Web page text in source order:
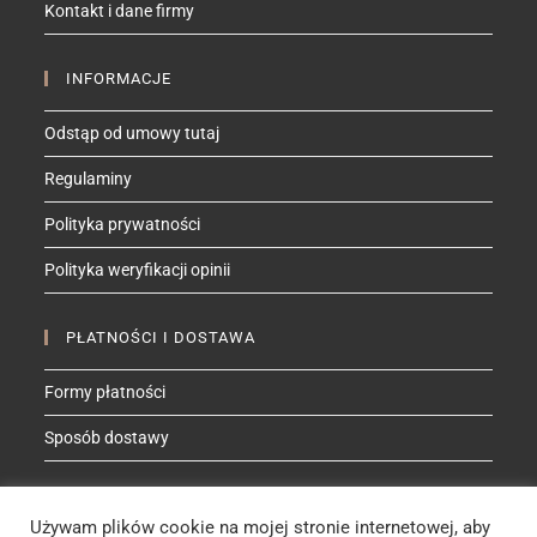
Kontakt i dane firmy
INFORMACJE
Odstąp od umowy tutaj
Regulaminy
Polityka prywatności
Polityka weryfikacji opinii
PŁATNOŚCI I DOSTAWA
Formy płatności
Sposób dostawy
Używam plików cookie na mojej stronie internetowej, aby